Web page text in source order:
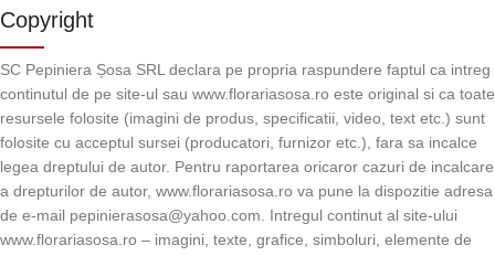
Copyright
SC Pepiniera Șosa SRL declara pe propria raspundere faptul ca intreg
continutul de pe site-ul sau www.florariasosa.ro este original si ca toate
resursele folosite (imagini de produs, specificatii, video, text etc.) sunt
folosite cu acceptul sursei (producatori, furnizor etc.), fara sa incalce
legea dreptului de autor. Pentru raportarea oricaror cazuri de incalcare
a drepturilor de autor, www.florariasosa.ro va pune la dispozitie adresa
de e-mail pepinierasosa@yahoo.com. Intregul continut al site-ului
www.florariasosa.ro – imagini, texte, grafice, simboluri, elemente de